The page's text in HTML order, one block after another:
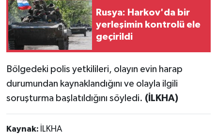
Rusya: Harkov'da bir
yerleşimin kontrolü ele
geçirildi
Bölgedeki polis yetkilileri, olayın evin harap
durumundan kaynaklandığını ve olayla ilgili
soruşturma başlatıldığını söyledi. (İLKHA)
Kaynak: İLKHA